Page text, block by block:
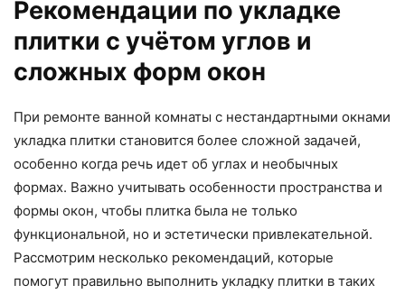
Рекомендации по укладке
плитки с учётом углов и
сложных форм окон
При ремонте ванной комнаты с нестандартными окнами
укладка плитки становится более сложной задачей,
особенно когда речь идет об углах и необычных
формах. Важно учитывать особенности пространства и
формы окон, чтобы плитка была не только
функциональной, но и эстетически привлекательной.
Рассмотрим несколько рекомендаций, которые
помогут правильно выполнить укладку плитки в таких